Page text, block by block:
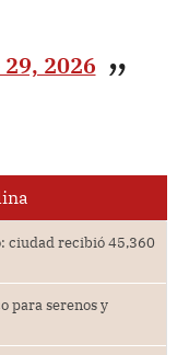
2026
ciudad recibió 45,360
para serenos y